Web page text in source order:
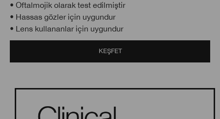
• Oftalmojik olarak test edilmiştir
• Hassas gözler için uygundur
• Lens kullananlar için uygundur
KEŞFET